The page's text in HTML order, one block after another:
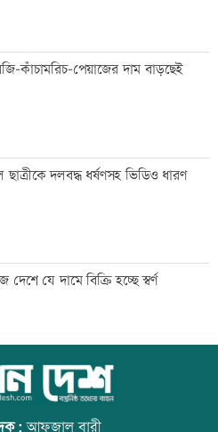
বিনামূল্যে ৬ সিনেমা দেখা যাবে
শেখ হাসিনার বক্তব্যে ভারতের সমর্থন
রণধীর জয়সওয়াল
ফিরলেন আরও ৩৪০ লিবিয়া প্রবাসী
বিরুদ্ধে কঠোর অবস্থান নিতে হবে:
নুর
কাঁচামরিচ-পেয়াজের দাম বাড়ছেই
ছাত্রীকে দলবদ্ধ ধর্ষণসহ ভিডিও ধারণ
যে দামে বিক্রি হচ্ছে স্বর্ণ
বন্ধু দিবস